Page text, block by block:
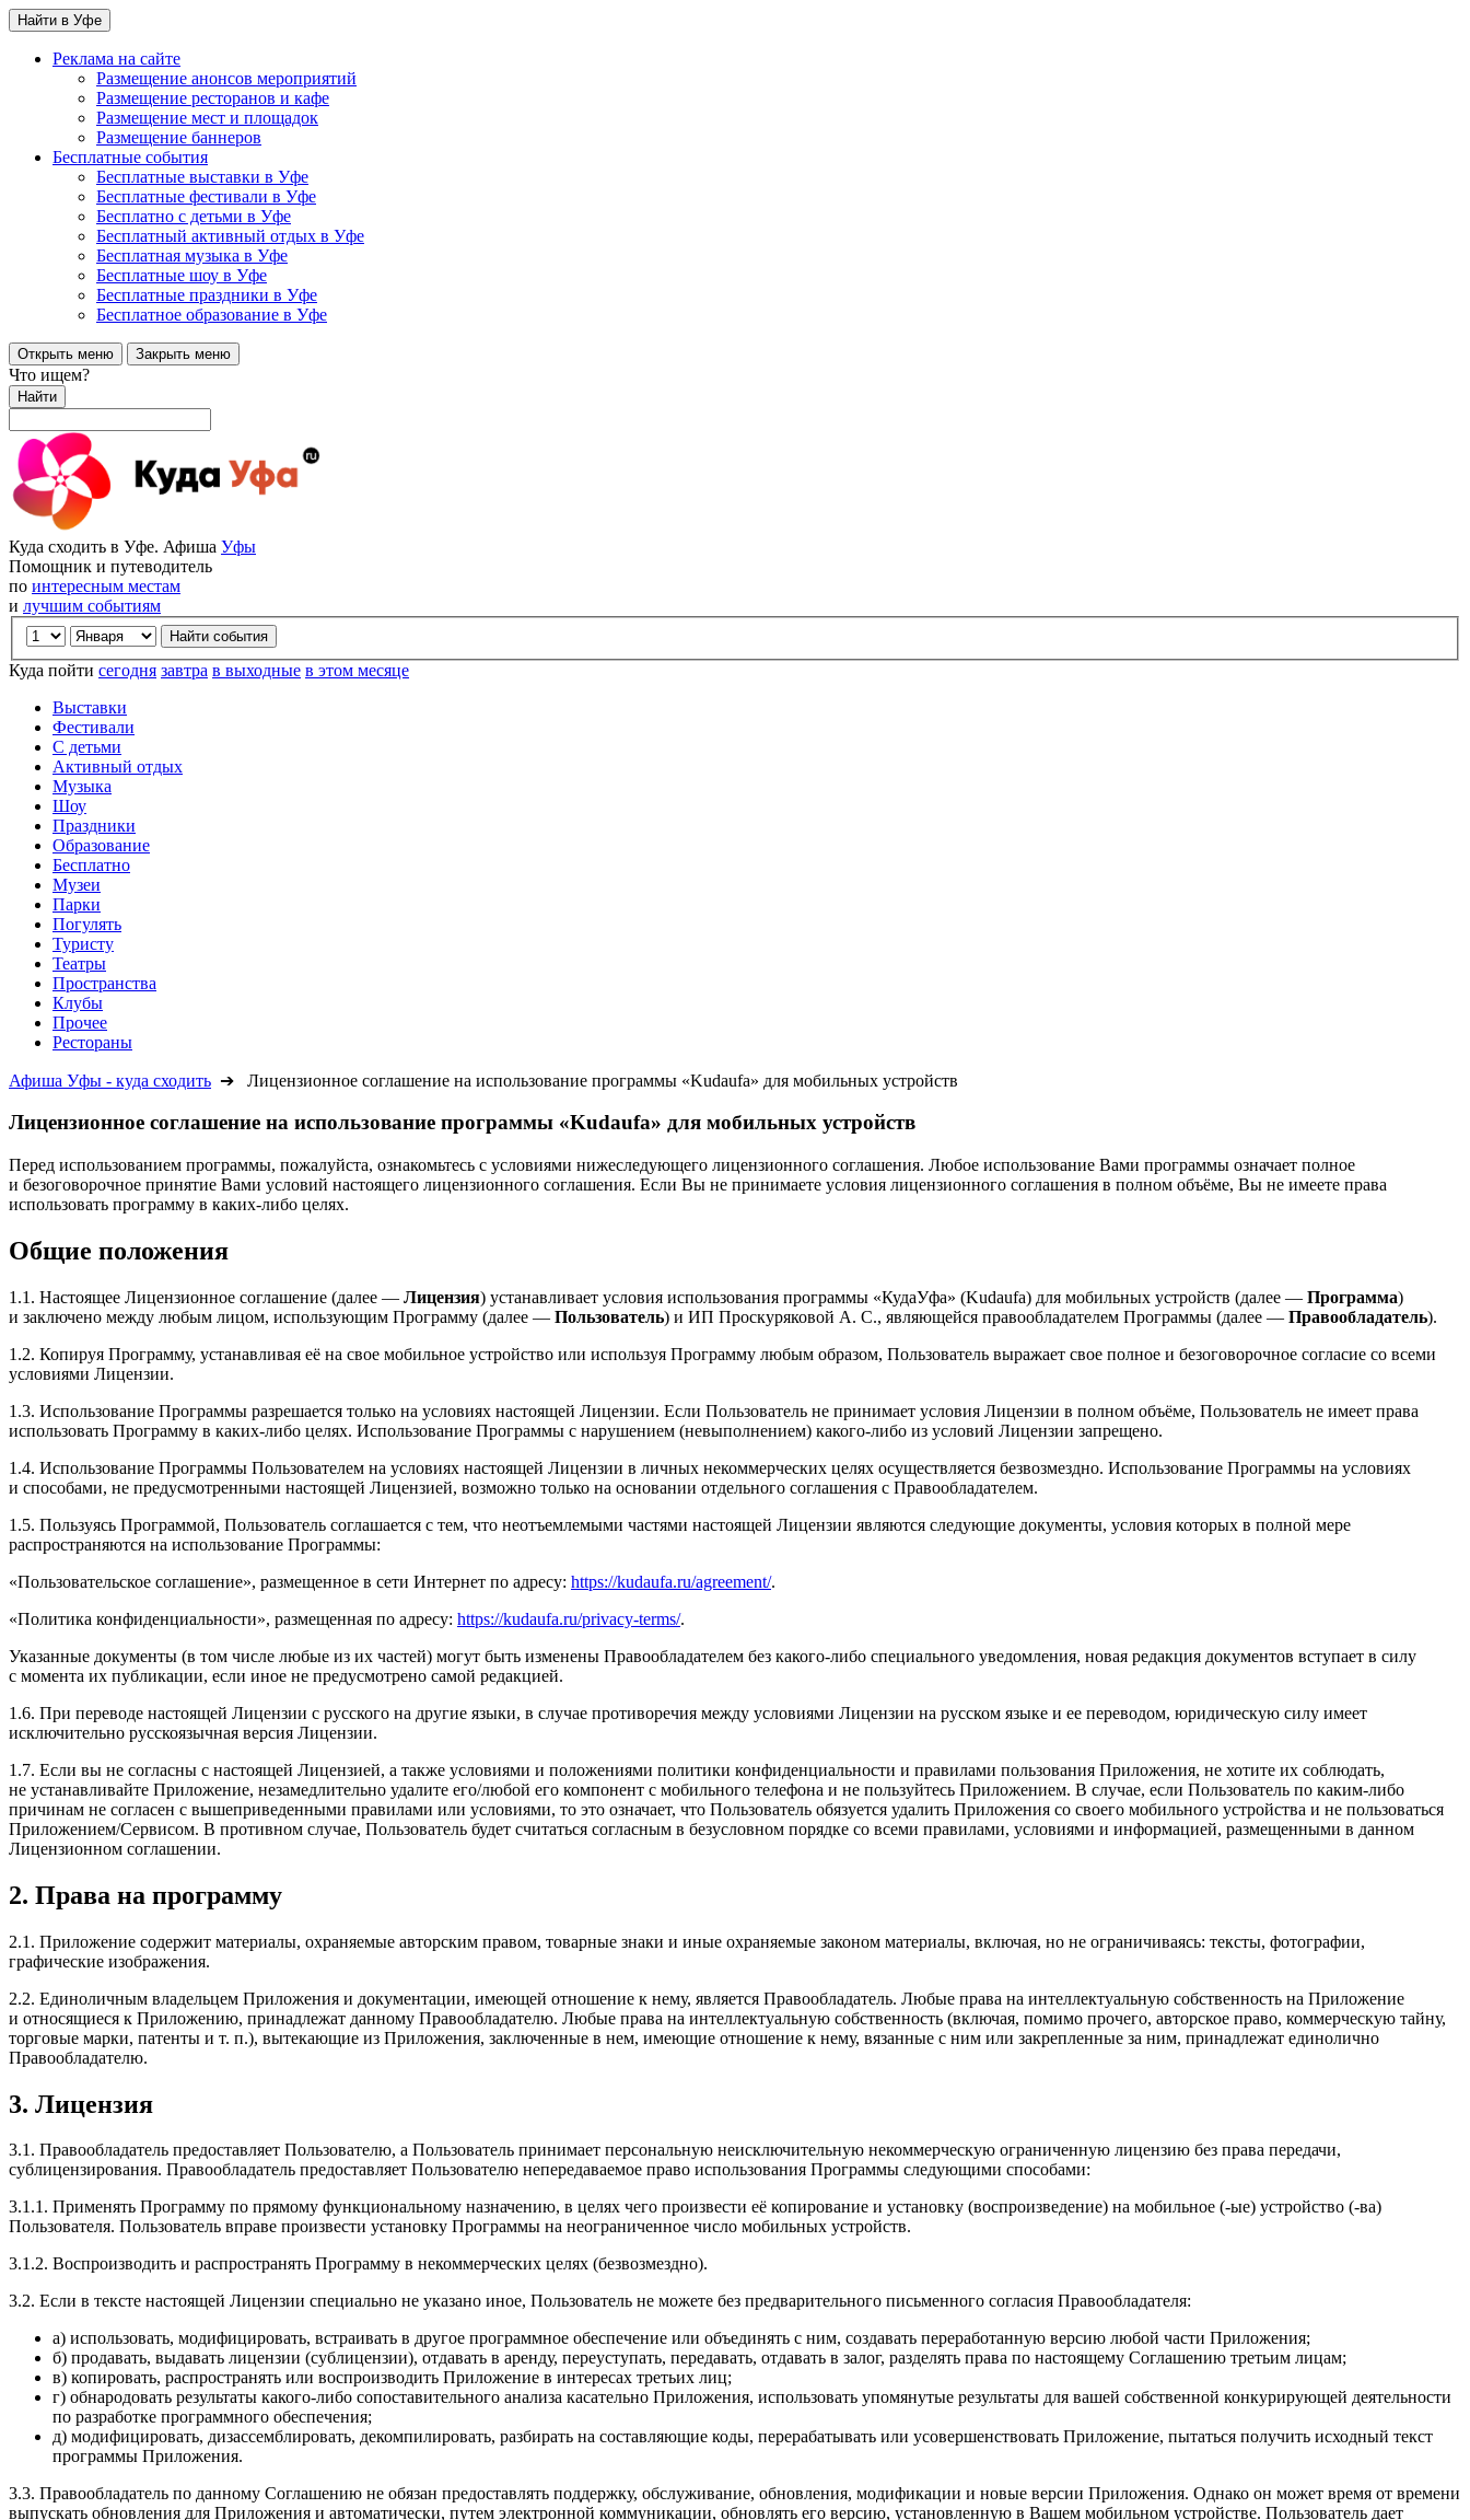
Найти в Уфе
Реклама на сайте
Размещение анонсов мероприятий
Размещение ресторанов и кафе
Размещение мест и площадок
Размещение баннеров
Бесплатные события
Бесплатные выставки в Уфе
Бесплатные фестивали в Уфе
Бесплатно с детьми в Уфе
Бесплатный активный отдых в Уфе
Бесплатная музыка в Уфе
Бесплатные шоу в Уфе
Бесплатные праздники в Уфе
Бесплатное образование в Уфе
Открыть меню Закрыть меню
Что ищем?
Найти
Куда сходить в Уфе. Афиша Уфы
Помощник и путеводитель
по интересным местам
и лучшим событиям
Куда пойти сегодня завтра в выходные в этом месяце
Выставки
Фестивали
С детьми
Активный отдых
Музыка
Шоу
Праздники
Образование
Бесплатно
Музеи
Парки
Погулять
Туристу
Театры
Пространства
Клубы
Прочее
Рестораны
Афиша Уфы - куда сходить ➔ Лицензионное соглашение на использование программы «Kudaufa» для мобильных устройств
Лицензионное соглашение на использование программы «Kudaufa» для мобильных устройств
Перед использованием программы, пожалуйста, ознакомьтесь с условиями нижеследующего лицензионного соглашения. Любое использование Вами программы означает полное
и безоговорочное принятие Вами условий настоящего лицензионного соглашения. Если Вы не принимаете условия лицензионного соглашения в полном объёме, Вы не имеете права
использовать программу в каких-либо целях.
Общие положения
1.1. Настоящее Лицензионное соглашение (далее — Лицензия) устанавливает условия использования программы «КудаУфа» (Kudaufa) для мобильных устройств (далее — Программа)
и заключено между любым лицом, использующим Программу (далее — Пользователь) и ИП Проскуряковой А. С., являющейся правообладателем Программы (далее — Правообладатель).
1.2. Копируя Программу, устанавливая её на свое мобильное устройство или используя Программу любым образом, Пользователь выражает свое полное и безоговорочное согласие со всеми
условиями Лицензии.
1.3. Использование Программы разрешается только на условиях настоящей Лицензии. Если Пользователь не принимает условия Лицензии в полном объёме, Пользователь не имеет права
использовать Программу в каких-либо целях. Использование Программы с нарушением (невыполнением) какого-либо из условий Лицензии запрещено.
1.4. Использование Программы Пользователем на условиях настоящей Лицензии в личных некоммерческих целях осуществляется безвозмездно. Использование Программы на условиях
и способами, не предусмотренными настоящей Лицензией, возможно только на основании отдельного соглашения с Правообладателем.
1.5. Пользуясь Программой, Пользователь соглашается с тем, что неотъемлемыми частями настоящей Лицензии являются следующие документы, условия которых в полной мере
распространяются на использование Программы:
«Пользовательское соглашение», размещенное в сети Интернет по адресу: https://kudaufa.ru/agreement/.
«Политика конфиденциальности», размещенная по адресу: https://kudaufa.ru/privacy-terms/.
Указанные документы (в том числе любые из их частей) могут быть изменены Правообладателем без какого-либо специального уведомления, новая редакция документов вступает в силу
с момента их публикации, если иное не предусмотрено самой редакцией.
1.6. При переводе настоящей Лицензии с русского на другие языки, в случае противоречия между условиями Лицензии на русском языке и ее переводом, юридическую силу имеет
исключительно русскоязычная версия Лицензии.
1.7. Если вы не согласны с настоящей Лицензией, а также условиями и положениями политики конфиденциальности и правилами пользования Приложения, не хотите их соблюдать,
не устанавливайте Приложение, незамедлительно удалите его/любой его компонент с мобильного телефона и не пользуйтесь Приложением. В случае, если Пользователь по каким-либо
причинам не согласен с вышеприведенными правилами или условиями, то это означает, что Пользователь обязуется удалить Приложения со своего мобильного устройства и не пользоваться
Приложением/Сервисом. В противном случае, Пользователь будет считаться согласным в безусловном порядке со всеми правилами, условиями и информацией, размещенными в данном
Лицензионном соглашении.
2. Права на программу
2.1. Приложение содержит материалы, охраняемые авторским правом, товарные знаки и иные охраняемые законом материалы, включая, но не ограничиваясь: тексты, фотографии,
графические изображения.
2.2. Единоличным владельцем Приложения и документации, имеющей отношение к нему, является Правообладатель. Любые права на интеллектуальную собственность на Приложение
и относящиеся к Приложению, принадлежат данному Правообладателю. Любые права на интеллектуальную собственность (включая, помимо прочего, авторское право, коммерческую тайну,
торговые марки, патенты и т. п.), вытекающие из Приложения, заключенные в нем, имеющие отношение к нему, вязанные с ним или закрепленные за ним, принадлежат единолично
Правообладателю.
3. Лицензия
3.1. Правообладатель предоставляет Пользователю, а Пользователь принимает персональную неисключительную некоммерческую ограниченную лицензию без права передачи,
cублицензирования. Правообладатель предоставляет Пользователю непередаваемое право использования Программы следующими способами:
3.1.1. Применять Программу по прямому функциональному назначению, в целях чего произвести её копирование и установку (воспроизведение) на мобильное (-ые) устройство (-ва)
Пользователя. Пользователь вправе произвести установку Программы на неограниченное число мобильных устройств.
3.1.2. Воспроизводить и распространять Программу в некоммерческих целях (безвозмездно).
3.2. Если в тексте настоящей Лицензии специально не указано иное, Пользователь не можете без предварительного письменного согласия Правообладателя:
а) использовать, модифицировать, встраивать в другое программное обеспечение или объединять с ним, создавать переработанную версию любой части Приложения;
б) продавать, выдавать лицензии (сублицензии), отдавать в аренду, переуступать, передавать, отдавать в залог, разделять права по настоящему Соглашению третьим лицам;
в) копировать, распространять или воспроизводить Приложение в интересах третьих лиц;
г) обнародовать результаты какого-либо сопоставительного анализа касательно Приложения, использовать упомянутые результаты для вашей собственной конкурирующей деятельности
по разработке программного обеспечения;
д) модифицировать, дизассемблировать, декомпилировать, разбирать на составляющие коды, перерабатывать или усовершенствовать Приложение, пытаться получить исходный текст
программы Приложения.
3.3. Правообладатель по данному Соглашению не обязан предоставлять поддержку, обслуживание, обновления, модификации и новые версии Приложения. Однако он может время от времени
выпускать обновления для Приложения и автоматически, путем электронной коммуникации, обновлять его версию, установленную в Вашем мобильном устройстве. Пользователь дает